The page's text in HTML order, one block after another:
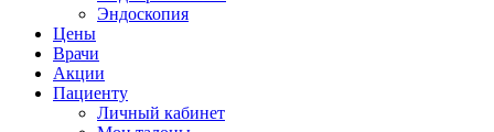
Эндоскопия
Цены
Врачи
Акции
Пациенту
Личный кабинет